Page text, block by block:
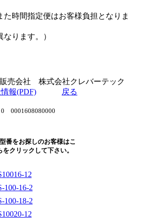
た時間指定便はお客様負担となりま
なります。）
販売会社 株式会社クレバーテック
報(PDF)
戻る
0 0001608080000
番をお探しのお客様はこ
をクリックして下さい。
12
100-16-2
100-18-2
12